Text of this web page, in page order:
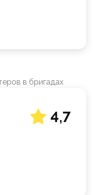
в бригадах
4,7